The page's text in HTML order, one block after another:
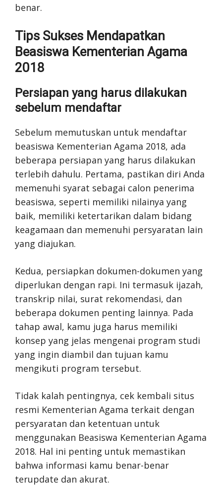
benar.
Tips Sukses Mendapatkan
Beasiswa Kementerian Agama
2018
Persiapan yang harus dilakukan
sebelum mendaftar
Sebelum memutuskan untuk mendaftar
beasiswa Kementerian Agama 2018, ada
beberapa persiapan yang harus dilakukan
terlebih dahulu. Pertama, pastikan diri Anda
memenuhi syarat sebagai calon penerima
beasiswa, seperti memiliki nilainya yang
baik, memiliki ketertarikan dalam bidang
keagamaan dan memenuhi persyaratan lain
yang diajukan.
Kedua, persiapkan dokumen-dokumen yang
diperlukan dengan rapi. Ini termasuk ijazah,
transkrip nilai, surat rekomendasi, dan
beberapa dokumen penting lainnya. Pada
tahap awal, kamu juga harus memiliki
konsep yang jelas mengenai program studi
yang ingin diambil dan tujuan kamu
mengikuti program tersebut.
Tidak kalah pentingnya, cek kembali situs
resmi Kementerian Agama terkait dengan
persyaratan dan ketentuan untuk
menggunakan Beasiswa Kementerian Agama
2018. Hal ini penting untuk memastikan
bahwa informasi kamu benar-benar
terupdate dan akurat.